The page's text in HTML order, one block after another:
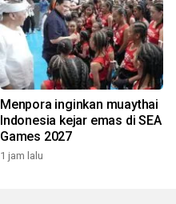
Menpora inginkan muaythai
Indonesia kejar emas di SEA
Games 2027
1 jam lalu